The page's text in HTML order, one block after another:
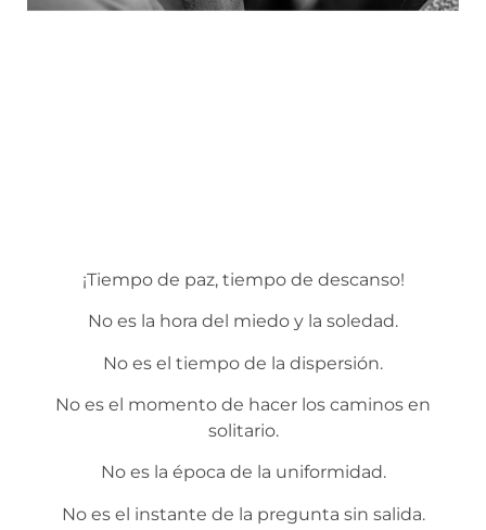
¡Tiempo de paz, tiempo de descanso!
No es la hora del miedo y la soledad.
No es el tiempo de la dispersión.
No es el momento de hacer los caminos en
solitario.
No es la época de la uniformidad.
No es el instante de la pregunta sin salida.